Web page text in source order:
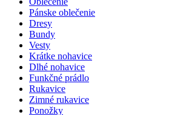
Pánske oblečenie
Dresy
Bundy
Vesty
Krátke nohavice
Dlhé nohavice
Funkčné prádlo
Rukavice
Zimné rukavice
Ponožky